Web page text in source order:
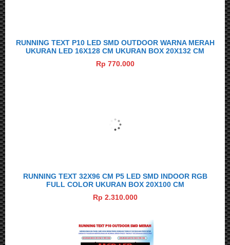
RUNNING TEXT P10 LED SMD OUTDOOR WARNA MERAH
UKURAN LED 16X128 CM UKURAN BOX 20X132 CM
Rp 770.000
RUNNING TEXT 32X96 CM P5 LED SMD INDOOR RGB
FULL COLOR UKURAN BOX 20X100 CM
Rp 2.310.000